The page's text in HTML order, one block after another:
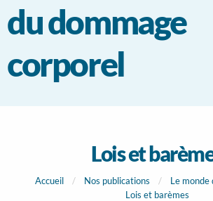
du dommage
corporel
Lois et
Accueil Nos publications
Le monde
Lois et barèmes